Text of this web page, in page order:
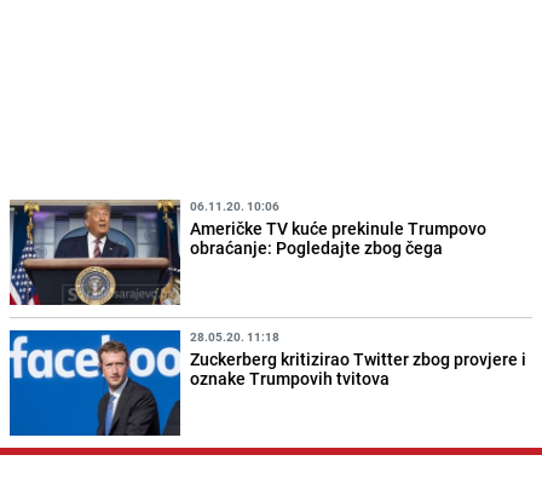
06.11.20. 10:06
Američke TV kuće prekinule Trumpovo
obraćanje: Pogledajte zbog čega
28.05.20. 11:18
Zuckerberg kritizirao Twitter zbog provjere i
oznake Trumpovih tvitova